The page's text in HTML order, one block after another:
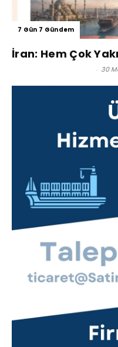
7 Gün 7 Gündem
İran: Hem Çok
- 30